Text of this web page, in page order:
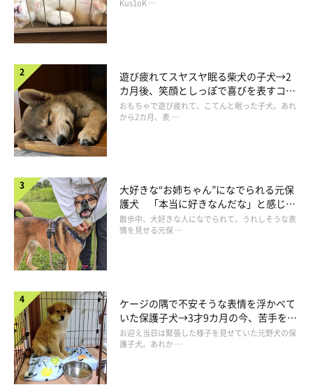
長！
Kus1oK …
遊び疲れてスヤスヤ眠る柴犬の子犬→2
カ月後、笑顔としっぽで喜びを表すコに
成長！
おもちゃで遊び疲れて、こてんと眠った子犬。あれ
から2カ月、表 …
大好きな“お姉ちゃん”になでられる元保
護犬 「本当に好きなんだな」と感じる
表情にほっこり
散歩中、大好きな人になでられて、うれしそうな表
情を見せる元保 …
ケージの隅で不安そうな表情を浮かべて
いた保護子犬→3才9カ月の今、苦手を克
服し頼もしいコに成長！
お迎え当日は緊張した様子を見せていた元野犬の保
護子犬。あれか …